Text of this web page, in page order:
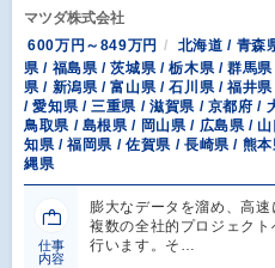
マツダ株式会社
600万円～849万円
北海道 / 青森
県 / 福島県 / 茨城県 / 栃木県 / 群馬
県 / 新潟県 / 富山県 / 石川県 / 福井
/ 愛知県 / 三重県 / 滋賀県 / 京都府 /
鳥取県 / 島根県 / 岡山県 / 広島県 /
知県 / 福岡県 / 佐賀県 / 長崎県 / 熊
縄県
仕事
内容
膨大なデータを溜め、高
複数の全社的プロジェク
行います。そ…